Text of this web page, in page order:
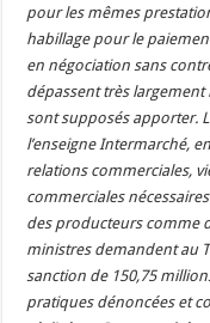
pour les mêmes
habillage pour le
en négociation sans
dépassent très largement
sont supposés apporter.
l’enseigne Intermarché,
relations commerciales,
commerciales
des producteurs comme
ministres demandent au
sanction de 150,75
pratiques dénoncées et